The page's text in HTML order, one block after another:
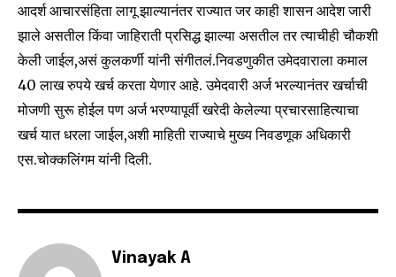
Join our community of
SUBSCRIBERS and be part of the
conversation.
To subscribe, simply enter your email address on our website
or click the subscribe button below. Don't worry, we respect
your privacy and won't spam your inbox. Your information is
SUBSCRIBE
आदर्श आचारसंहिता लागू झाल्यानंतर राज्यात जर काही शासन आदेश जारी
झाले असतील किंवा जाहिराती प्रसिद्ध झाल्या असतील तर त्याचीही चौकशी
केली जाईल,असं कुलकर्णी यांनी संगीतलं.निवडणुकीत उमेदवाराला कमाल
40 लाख रुपये खर्च करता येणार आहे. उमेदवारी अर्ज भरल्यानंतर खर्चाची
मोजणी सुरू होईल पण अर्ज भरण्यापूर्वी खरेदी केलेल्या प्रचारसाहित्याचा
खर्च यात धरला जाईल,अशी माहिती राज्याचे मुख्य निवडणूक अधिकारी
एस.चोक्कलिंगम यांनी दिली.
Vinayak A